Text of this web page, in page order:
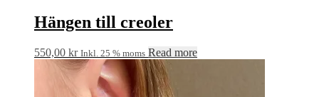
Hängen till creoler
550,00 kr Inkl. 25 % moms Read more